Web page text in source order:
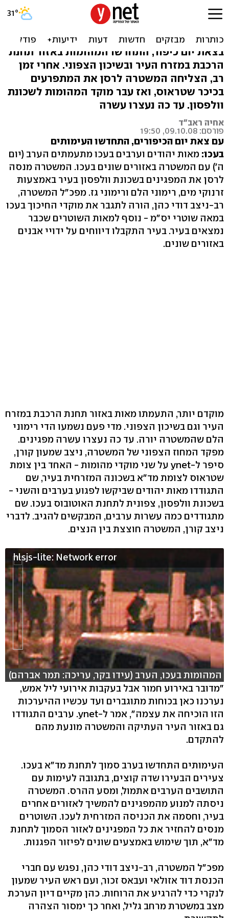
אש בעכו: ערב שני לעימותים
בין יהודים לערבים
בצאת יום כיפור, התחדשו המהומות באזור תחנת
הרכבת במזרח העיר ובשיכון הצפוני. אחרי זמן
רב, הצליחה המשטרה לרסן את המתפרעים
בכיכר שטראוס, ואז עבר מוקד המהומות לשכונת
וולפסון. עד כה נעצרו עשרה
אחיה ראב"ד
פורסם: 09.10.08, 19:50
עם צאת יום הכיפורים, התחדשו העימותים
בעכו: מאות יהודים וערבים בעכו מתעמתים הערב (יום
ה') עם המשטרה באזורים שונים בעכו. המשטרה מנסה
לרסן את המפגינים בשכונת וולפסון בעיר באמצעות
זרנוקי מים, רימוני הלם ורימוני גז. מפכ"ל המשטרה,
רב-ניצב דודי כהן, הורה לתגבר את מוקדי החיכוך בעכו
במאה שוטרי יס"מ - נוסף למאות השוטרים שכבר
נמצאים בעיר. בעיר התקבלו דיווחים על ידויי אבנים
באזורים שונים.
מוקדם יותר, התעמתו מאות באזור תחנת הרכבת במזרח
העיר וגם בשיכון הצפוני. מדי פעם נשמעו הדי רימוני
הלם שהמשטרה יורה. עד כה נעצרו עשרה מפגינים.
מפקד המחוז הצפוני של המשטרה, ניצב שמעון קורן,
סיפר ל-ynet על שני מוקדי מהומות - האחד בין צומת
שטראוס לצומת מד"א בשכונה המזרחית בעיר, שם
התגודדו מאות יהודים שביקשו לפגוע בערבים והשני -
בשכונת וולפסון, צפונית לתחנת האוטובוס בעכו. שם
מתגודדים כמה עשרות ערבים, המבקשים להגיב. לדברי
ניצב קורן, המשטרה חוצצת בין הנצים.
hlsjs-lite: Network error
המהומות בעכו, הערב (עידו בקר, עריכה: תמר אברהם)
"מדובר באירוע חמור אבל בעקבות אירועי ליל אמש,
נערכנו כאן בכוחות מתוגברים ועד עכשיו ההיערכות
הזו הוכיחה את עצמה", אמר ל-ynet. ערבים התגודדו
גם באזור העיר העתיקה והמשטרה מונעת מהם
להתקדם.
העימותים התחדשו בערב סמוך לתחנת מד"א בעכו.
צעירים הבעירו שדה קוצים, בתגובה לעימות עם
התושבים הערבים אתמול, ומסע ההרס. המשטרה
ניסתה למנוע מהמפגינים להמשיך לאזורים אחרים
בעיר, וחסמה את הכניסה המזרחית לעכו. השוטרים
מנסים להחזיר את כל המפגינים לאזור הסמוך לתחנת
מד"א, תוך שימוש באמצעים שונים לפיזור הפגנות.
מפכ"ל המשטרה, רב-ניצב דודי כהן, נפגש עם חברי
הכנסת דוד אזולאי ועבאס זכור, ועם ראש העיר שמעון
לנקרי כדי להרגיע את הרוחות. כהן מקיים דיון הערכת
מצב במשטרת מרחב גליל, ואחר כך ימסור הצהרה